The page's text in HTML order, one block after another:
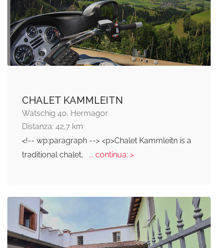
CHALET KAMMLEITN
Watschig 40, Hermagor
Distanza: 42,7 km
<!-- wp:paragraph --> <p>Chalet Kammleitn is a
traditional chalet,
... continua: >